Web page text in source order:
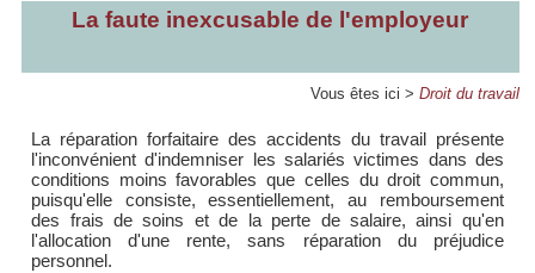
La faute inexcusable de l'employeur
Vous êtes ici > Droit du travail
La réparation forfaitaire des accidents du travail présente
l'inconvénient d'indemniser les salariés victimes dans des
conditions moins favorables que celles du droit commun,
puisqu'elle consiste, essentiellement, au remboursement
des frais de soins et de la perte de salaire, ainsi qu'en
l'allocation d'une rente, sans réparation du préjudice
personnel.